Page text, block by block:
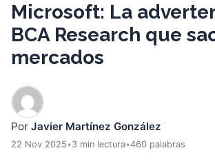
Microsoft: La
BCA Research que
mercados
Por Javier Martínez González
22 Nov 2025•3 min lectura•460 palabras